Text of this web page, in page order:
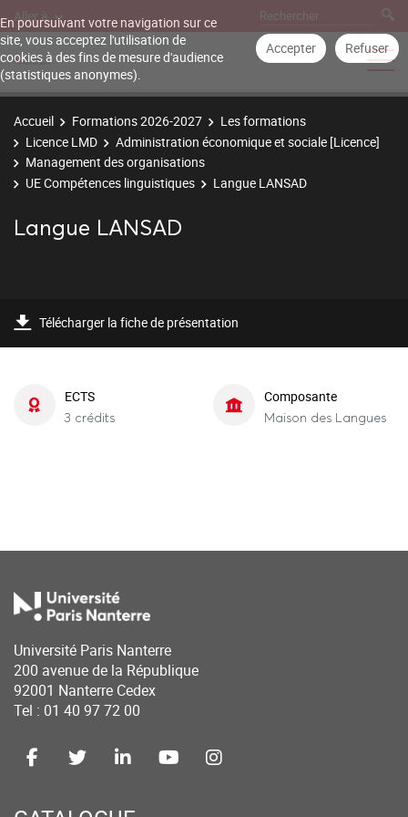
En poursuivant votre navigation sur ce
site, vous acceptez l'utilisation de
cookies à des fins de mesure d'audience
(statistiques anonymes).
Accepter Refuser
Aller à
Accueil Formations 2026-2027
Les formations
Licence LMD
Administration économique et sociale [Licence]
Management des organisations
UE Compétences linguistiques
Langue LANSAD
Langue LANSAD
Télécharger la fiche de présentation
ECTS
3 crédits
Composante
Maison des Langues
Université Paris Nanterre
200 avenue de la République
92001 Nanterre Cedex
Tel : 01 40 97 72 00